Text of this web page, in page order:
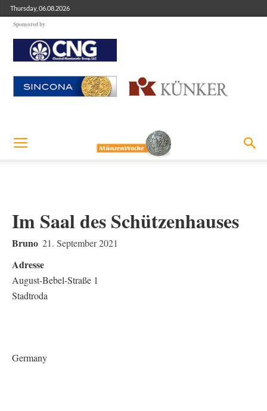
Thursday, 06.08.2026
Sponsored by
Im Saal des Schützenhauses
Bruno 21. September 2021
Adresse
August-Bebel-Straße 1
Stadtroda
Germany